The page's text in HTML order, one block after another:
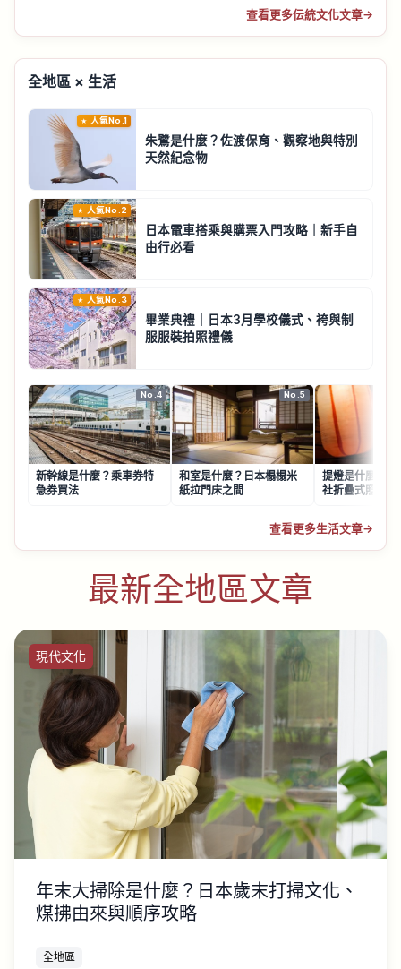
查看更多伝統文化文章→
全地區 × 生活
人氣No.1
朱鷺是什麼？佐渡保育、觀察地與特別
天然紀念物
人氣No.2
日本電車搭乘與購票入門攻略｜新手自
由行必看
人氣No.3
畢業典禮｜日本3月學校儀式、袴與制
服服裝拍照禮儀
No.4
新幹線是什麼？乘車券特
急券買法
No.5
和室是什麼？日本榻榻米
紙拉門床之間
提燈是什麼？日
社折疊式照明
查看更多生活文章→
最新全地區文章
現代文化
年末大掃除是什麼？日本歲末打掃文化、
煤拂由來與順序攻略
全地區